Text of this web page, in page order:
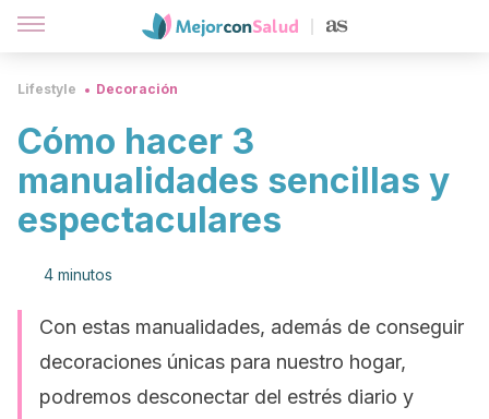
Lifestyle Decoración
Cómo hacer 3
manualidades sencillas y
espectaculares
4 minutos
Con estas manualidades, además de conseguir
decoraciones únicas para nuestro hogar,
podremos desconectar del estrés diario y